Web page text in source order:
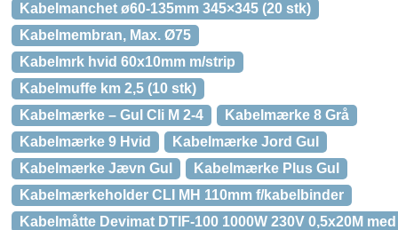
Kabelmanchet ø60-135mm 345×345 (20 stk)
Kabelmembran, Max. Ø75
Kabelmrk hvid 60x10mm m/strip
Kabelmuffe km 2,5 (10 stk)
Kabelmærke – Gul Cli M 2-4
Kabelmærke 8 Grå
Kabelmærke 9 Hvid
Kabelmærke Jord Gul
Kabelmærke Jævn Gul
Kabelmærke Plus Gul
Kabelmærkeholder CLI MH 110mm f/kabelbinder
Kabelmåtte Devimat DTIF-100 1000W 230V 0,5x20M